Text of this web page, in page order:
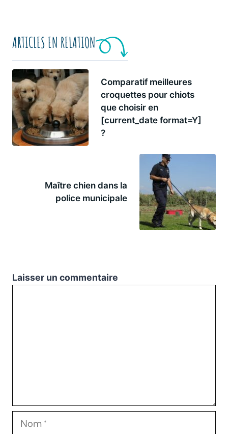
ARTICLES EN RELATION
Comparatif meilleures
croquettes pour chiots
que choisir en
[current_date format=Y]
?
Maître chien dans la
police municipale
Laisser un commentaire
Nom